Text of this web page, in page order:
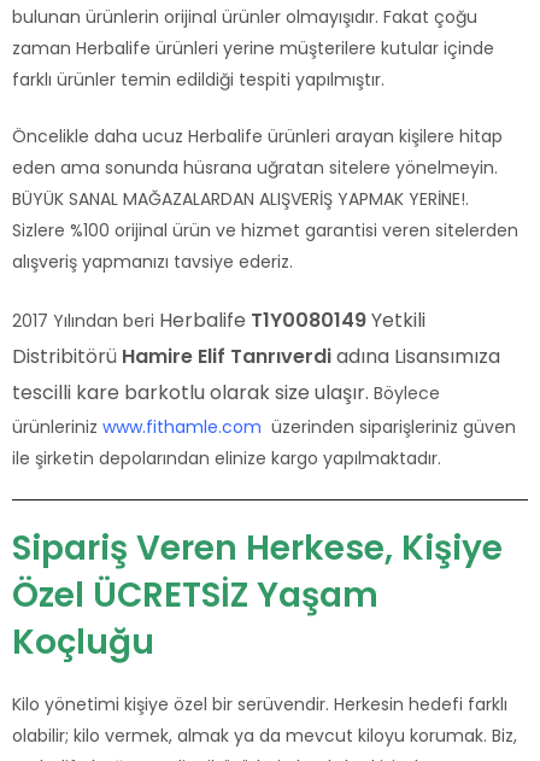
bulunan ürünlerin orijinal ürünler olmayışıdır. Fakat çoğu
zaman Herbalife ürünleri yerine müşterilere kutular içinde
farklı ürünler temin edildiği tespiti yapılmıştır.
Öncelikle daha ucuz Herbalife ürünleri arayan kişilere hitap
eden ama sonunda hüsrana uğratan sitelere yönelmeyin.
BÜYÜK SANAL MAĞAZALARDAN ALIŞVERİŞ YAPMAK YERİNE!.
Sizlere %100 orijinal ürün ve hizmet garantisi veren sitelerden
alışveriş yapmanızı tavsiye ederiz.
2017 Yılından beri Herbalife T1Y0080149Yetkili
Distribitörü Hamire Elif Tanrıverdiadına Lisansımıza
tescilli kare barkotlu olarak size ulaşır. Böylece
ürünleriniz www.fithamle.com üzerinden siparişleriniz güven
ile şirketin depolarından elinize kargo yapılmaktadır.
Sipariş Veren Herkese, Kişiye
Özel ÜCRETSİZ Yaşam
Koçluğu
Kilo yönetimi kişiye özel bir serüvendir. Herkesin hedefi farklı
olabilir; kilo vermek, almak ya da mevcut kiloyu korumak. Biz,